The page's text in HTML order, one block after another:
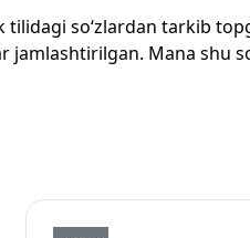
tilidagi so‘zlardan tarkib
Mana shu